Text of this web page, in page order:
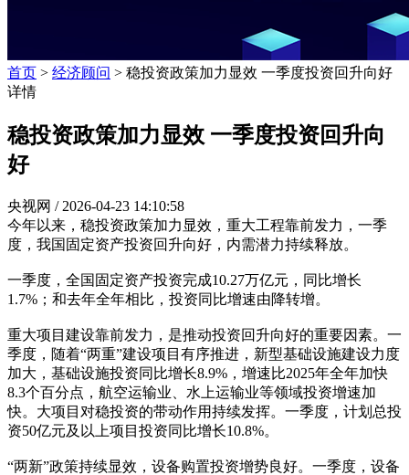
首页 > 经济顾问 > 稳投资政策加力显效 一季度投资回升向好
详情
稳投资政策加力显效 一季度投资回升向
好
央视网 / 2026-04-23 14:10:58
今年以来，稳投资政策加力显效，重大工程靠前发力，一季
度，我国固定资产投资回升向好，内需潜力持续释放。
一季度，全国固定资产投资完成10.27万亿元，同比增长
1.7%；和去年全年相比，投资同比增速由降转增。
重大项目建设靠前发力，是推动投资回升向好的重要因素。一
季度，随着“两重”建设项目有序推进，新型基础设施建设力度
加大，基础设施投资同比增长8.9%，增速比2025年全年加快
8.3个百分点，航空运输业、水上运输业等领域投资增速加
快。大项目对稳投资的带动作用持续发挥。一季度，计划总投
资50亿元及以上项目投资同比增长10.8%。
“两新”政策持续显效，设备购置投资增势良好。一季度，设备